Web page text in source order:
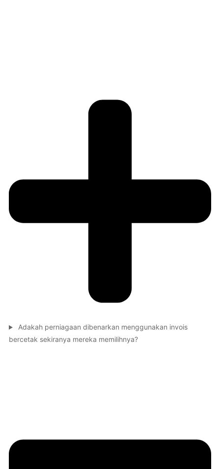
Adakah perniagaan dibenarkan menggunakan invois
bercetak sekiranya mereka memilihnya?